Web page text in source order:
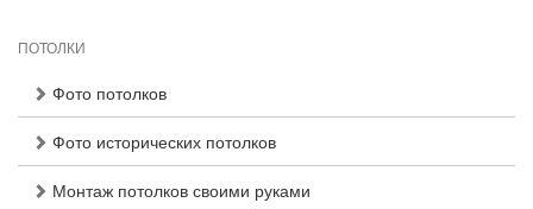
ПОТОЛКИ
Фото потолков
Фото исторических потолков
Монтаж потолков своими руками